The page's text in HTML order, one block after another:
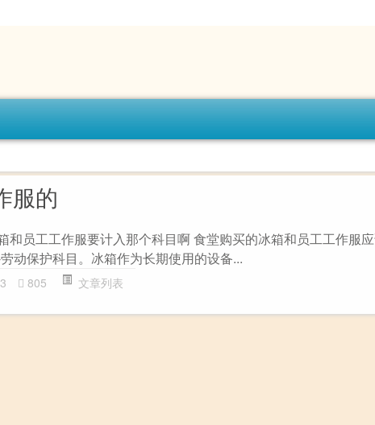
服的
和员工工作服要计入那个科目啊 食堂购买的冰箱和员工工作服
动保护科目。冰箱作为长期使用的设备...
805 文章列表